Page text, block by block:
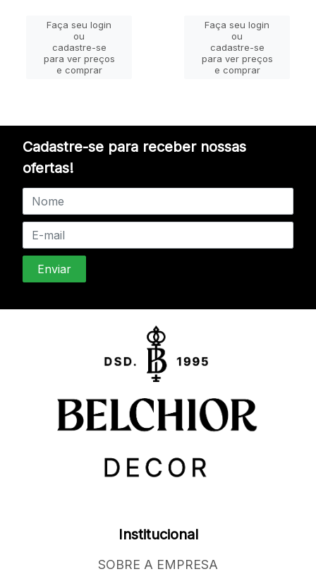
Faça seu login
ou
cadastre-se
para ver preços
e comprar
Faça seu login
ou
cadastre-se
para ver preços
e comprar
Cadastre-se para receber nossas
ofertas!
Institucional
SOBRE A EMPRESA